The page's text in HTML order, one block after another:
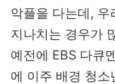
악플을 다는데,
지나치는 경우가
예전에 EBS 다큐
에 이주 배경 청